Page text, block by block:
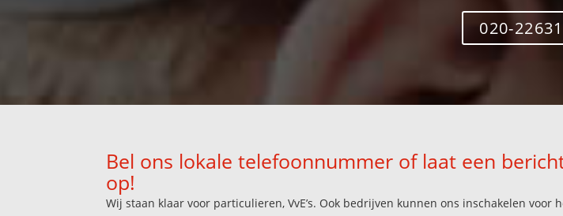
020-
Bel ons lokale telefoonnummer of laat een
op!
Wij staan klaar voor particulieren, VvE’s. Ook bedrijven kunnen ons inschakelen